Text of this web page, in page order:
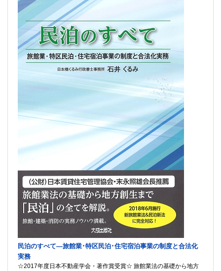
民泊のすべて―旅館業･特区民泊･住宅宿泊事業の制度と合法化
実務
☆2017年度日本不動産学会・著作賞受賞☆ 旅館業法の基礎から地方